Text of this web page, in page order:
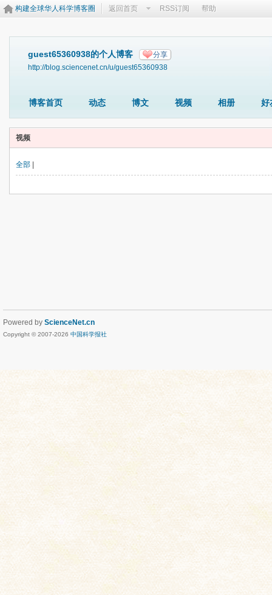
构建全球华人科学博客圈 返回首页 RSS订阅 帮助
guest65360938的个人博客 分享
http://blog.sciencenet.cn/u/guest65360938
博客首页 动态 博文 视频 相册 好
视频
全部
Powered by ScienceNet.cn
Copyright © 2007-2026 中国科学报社